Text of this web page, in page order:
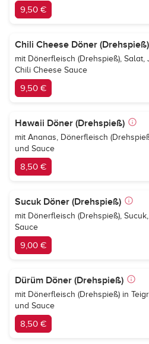
9,50 €
Chili Cheese Döner (Drehspieß)
mit Dönerfleisch (Drehspieß), Salat,
Chili Cheese Sauce
9,50 €
Hawaii Döner (Drehspieß)
mit Ananas, Dönerfleisch
und Sauce
8,50 €
Sucuk Döner (Drehspieß)
mit Dönerfleisch (Drehspieß),
Sauce
9,00 €
Dürüm Döner (Drehspieß)
mit Dönerfleisch (Drehspieß) in
und Sauce
8,50 €